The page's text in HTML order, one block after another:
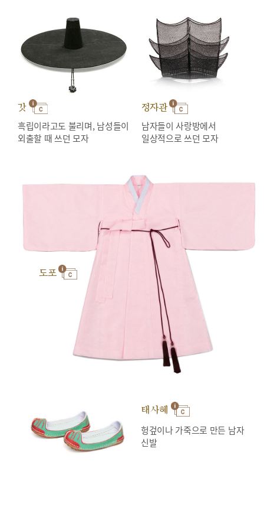
갓
흑립이라고도 불리며, 남성들이
외출할 때 쓰던 모자
정자관
남자들이 사랑방에서
일상적으로 쓰던 모자
도포
태사혜
헝겊이나 가죽으로 만든 남자
신발